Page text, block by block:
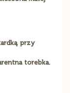
przy
torebka.